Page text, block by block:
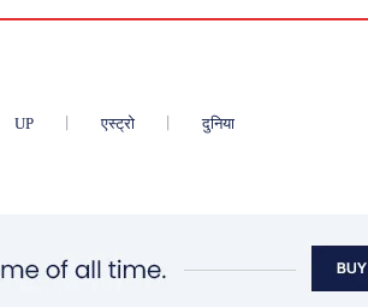
UP एस्ट्रो दुनिया